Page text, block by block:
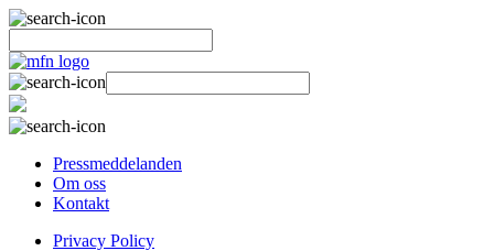
Pressmeddelanden
Om oss
Kontakt
Privacy Policy